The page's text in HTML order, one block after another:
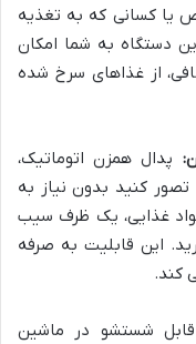
یا کسانی که به تغذیه
دستگاه به شما امکان
از غذاهای سرخ شده
پدال همزن اتوماتیک،
کنید بدون نیاز به
غذایی، یک ظرف سیب
این قابلیت به صرفه
کند.
شستشو در ماشین